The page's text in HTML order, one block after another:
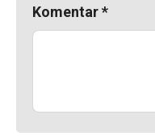
Komentar*